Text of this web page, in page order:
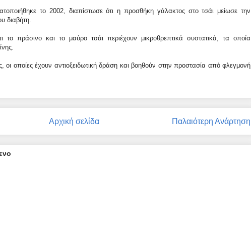
το 2002, διαπίστωσε ότι η προσθήκη γάλακτος στο τσάι μείωσε την
διαβήτη.
το πράσινο και το μαύρο τσάι περιέχουν μικροθρεπτικά συστατικά, τα οποία
οι οποίες έχουν αντιοξειδωτική δράση και βοηθούν στην προστασία από φλεγμονή
Παλαιότερη Ανάρτηση
Αρχική σελίδα